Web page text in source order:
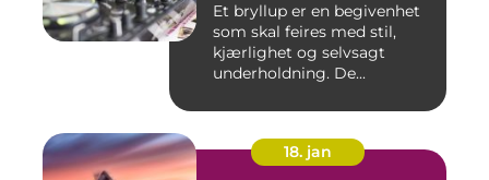
Et bryllup er en begivenhet
som skal feires med stil,
kjærlighet og selvsagt
underholdning. De...
18. jan